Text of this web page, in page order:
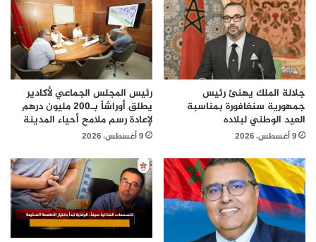
جلالة الملك يهنئ رئيس
جمهورية سنغافورة بمناسبة
العيد الوطني لبلاده
9 أغسطس، 2026
رئيس المجلس الجماعي لأكادير
يطلق أوراشاً بـ200 مليون درهم
لإعادة رسم ملامح أحياء المدينة
9 أغسطس، 2026